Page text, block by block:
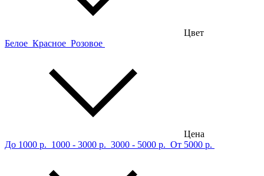
Цвет
Белое Красное Розовое
Цена
До 1000 р. 1000 - 3000 р. 3000 - 5000 р. От 5000 р.